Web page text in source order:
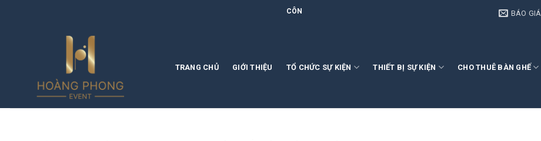
CÔNG TY TỔ CHỨC SỰ KIỆN VÀ CHO THUÊ THIẾT BỊ SỰ KIỆN | HOÀNG PHONG EVENTBÁO GIÁ
TRANG CHỦ GIỚI THIỆU TỔ CHỨC SỰ KIỆN THIẾT BỊ SỰ KIỆN CHO THUÊ BÀN GHẾ